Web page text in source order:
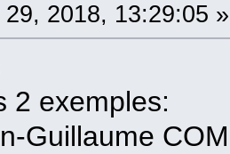
29, 2018, 13:29:05 »
2 exemples:
Guillaume